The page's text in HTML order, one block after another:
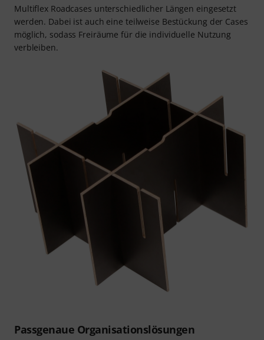
Multiflex Roadcases unterschiedlicher Längen eingesetzt
werden. Dabei ist auch eine teilweise Bestückung der Cases
möglich, sodass Freiräume für die individuelle Nutzung
verbleiben.
Passgenaue Organisationslösungen